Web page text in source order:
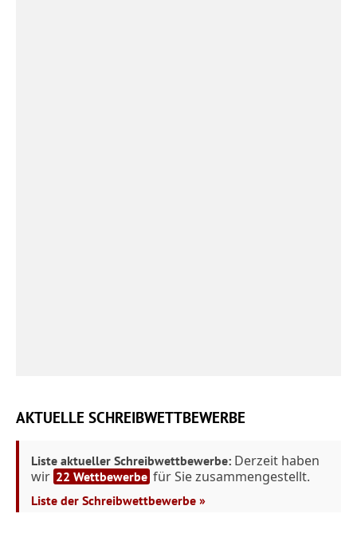
AKTUELLE SCHREIBWETTBEWERBE
Liste aktueller Schreibwettbewerbe: Derzeit haben
wir 22 Wettbewerbe für Sie zusammengestellt.
Liste der Schreibwettbewerbe »